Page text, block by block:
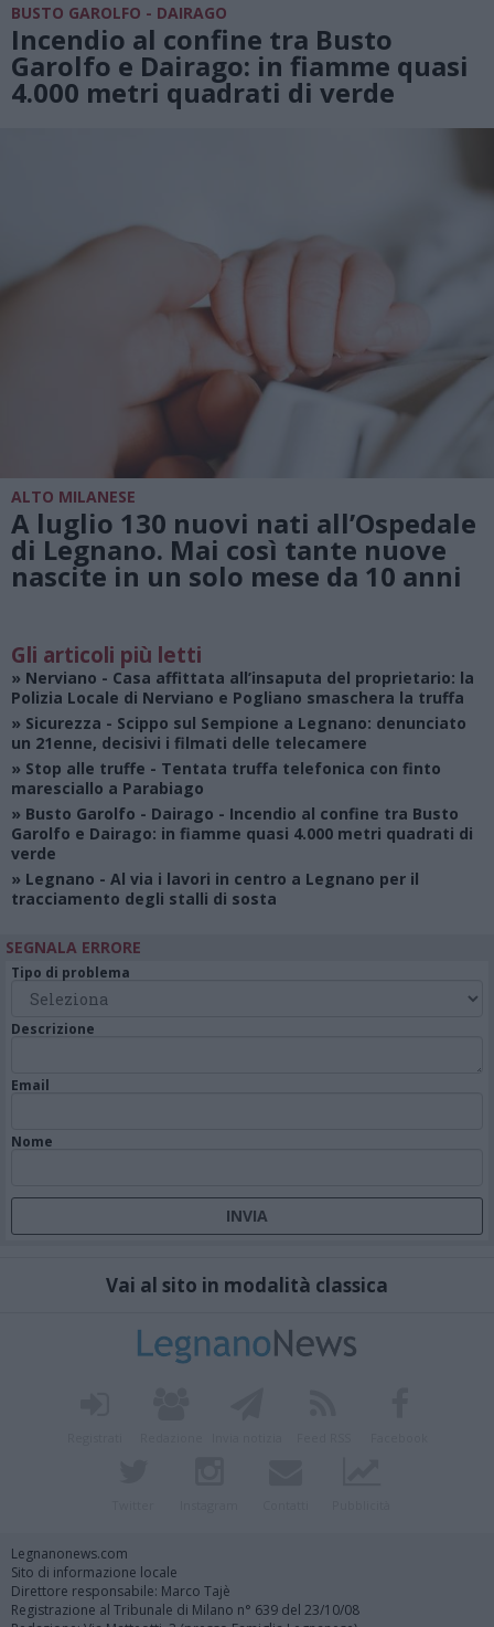
BUSTO GAROLFO - DAIRAGO
Incendio al confine tra Busto
Garolfo e Dairago: in fiamme quasi
4.000 metri quadrati di verde
ALTO MILANESE
A luglio 130 nuovi nati all’Ospedale
di Legnano. Mai così tante nuove
nascite in un solo mese da 10 anni
Gli articoli più letti
» Nerviano - Casa affittata all’insaputa del proprietario: la
Polizia Locale di Nerviano e Pogliano smaschera la truffa
» Sicurezza - Scippo sul Sempione a Legnano: denunciato
un 21enne, decisivi i filmati delle telecamere
» Stop alle truffe - Tentata truffa telefonica con finto
maresciallo a Parabiago
» Busto Garolfo - Dairago - Incendio al confine tra Busto
Garolfo e Dairago: in fiamme quasi 4.000 metri quadrati di
verde
» Legnano - Al via i lavori in centro a Legnano per il
tracciamento degli stalli di sosta
SEGNALA ERRORE
Tipo di problema
Descrizione
Email
Nome
Vai al sito in modalità classica
Legnanonews.com
Sito di informazione locale
Direttore responsabile: Marco Tajè
Registrazione al Tribunale di Milano n° 639 del 23/10/08